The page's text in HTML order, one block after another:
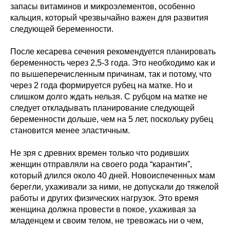
запасы витаминов и микроэлементов, особенно
кальция, который чрезвычайно важен для развития
следующей беременности.
После кесарева сечения рекомендуется планировать
беременность через 2,5-3 года. Это необходимо как и
по вышеперечисленным причинам, так и потому, что
через 2 года формируется рубец на матке. Но и
слишком долго ждать нельзя. С рубцом на матке не
следует откладывать планирование следующей
беременности дольше, чем на 5 лет, поскольку рубец
становится менее эластичным.
Не зря с древних времен только что родивших
женщин отправляли на своего рода “карантин”,
который длился около 40 дней. Новоиспеченных мам
берегли, ухаживали за ними, не допускали до тяжелой
работы и других физических нагрузок. Это время
женщина должна провести в покое, ухаживая за
младенцем и своим телом, не тревожась ни о чем,